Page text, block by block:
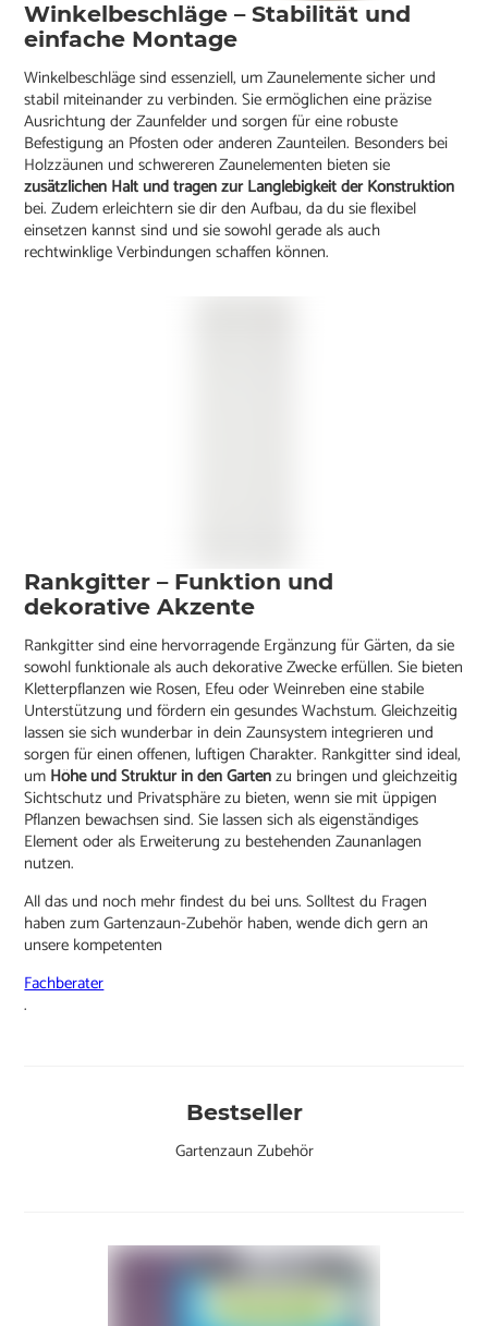
Winkelbeschläge – Stabilität und
einfache Montage
Winkelbeschläge sind essenziell, um Zaunelemente sicher und
stabil miteinander zu verbinden. Sie ermöglichen eine präzise
Ausrichtung der Zaunfelder und sorgen für eine robuste
Befestigung an Pfosten oder anderen Zaunteilen. Besonders bei
Holzzäunen und schwereren Zaunelementen bieten sie
zusätzlichen Halt und tragen zur Langlebigkeit der Konstruktion
bei. Zudem erleichtern sie dir den Aufbau, da du sie flexibel
einsetzen kannst sind und sie sowohl gerade als auch
rechtwinklige Verbindungen schaffen können.
Rankgitter – Funktion und
dekorative Akzente
Rankgitter sind eine hervorragende Ergänzung für Gärten, da sie
sowohl funktionale als auch dekorative Zwecke erfüllen. Sie bieten
Kletterpflanzen wie Rosen, Efeu oder Weinreben eine stabile
Unterstützung und fördern ein gesundes Wachstum. Gleichzeitig
lassen sie sich wunderbar in dein Zaunsystem integrieren und
sorgen für einen offenen, luftigen Charakter. Rankgitter sind ideal,
um Höhe und Struktur in den Gartenzu bringen und gleichzeitig
Sichtschutz und Privatsphäre zu bieten, wenn sie mit üppigen
Pflanzen bewachsen sind. Sie lassen sich als eigenständiges
Element oder als Erweiterung zu bestehenden Zaunanlagen
nutzen.
All das und noch mehr findest du bei uns. Solltest du Fragen
haben zum Gartenzaun-Zubehör haben, wende dich gern an
unsere kompetenten
Fachberater
.
Bestseller
Gartenzaun Zubehör